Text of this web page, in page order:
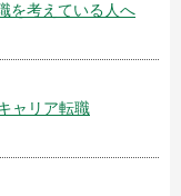
を考えている人へ
ャリア転職